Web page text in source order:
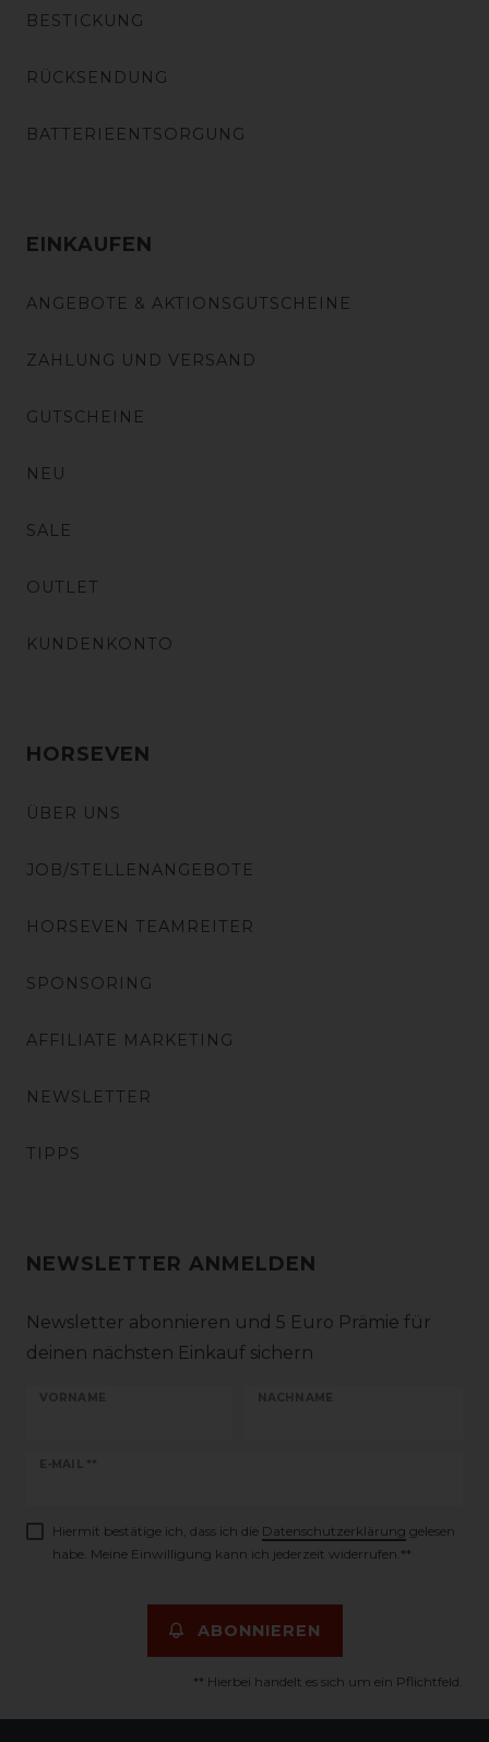
BESTICKUNG
RÜCKSENDUNG
BATTERIEENTSORGUNG
EINKAUFEN
ANGEBOTE & AKTIONSGUTSCHEINE
ZAHLUNG UND VERSAND
GUTSCHEINE
NEU
SALE
OUTLET
KUNDENKONTO
HORSEVEN
ÜBER UNS
JOB/STELLENANGEBOTE
HORSEVEN TEAMREITER
SPONSORING
AFFILIATE MARKETING
NEWSLETTER
TIPPS
NEWSLETTER ANMELDEN
Newsletter abonnieren und 5 Euro Prämie für
deinen nächsten Einkauf sichern
VORNAME NACHNAME
E-MAIL **
Newsletter
Hiermit bestätige ich, dass ich die Daten­schutz­erklärung gelesen
habe. Meine Einwilligung kann ich jederzeit widerrufen.**
ABONNIEREN
** Hierbei handelt es sich um ein Pflichtfeld.